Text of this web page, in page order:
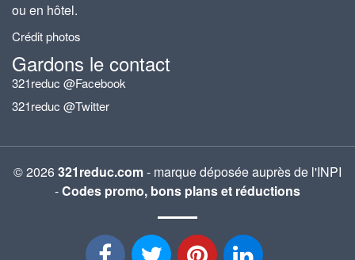
ou en hôtel.
Crédit photos
Gardons le contact
321reduc @Facebook
321reduc @Twitter
© 2026321reduc.com- marque déposée auprès de l'INPI
-Codes promo, bons plans et réductions